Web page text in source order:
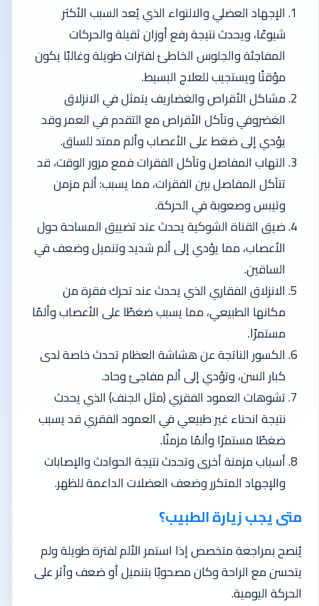
الإجهاد العضلي والالتواء الذي يُعد السبب الأكثر
شيوعًا، ويحدث نتيجة رفع أوزان ثقيلة والحركات
المفاجئة والجلوس الخاطئ لفترات طويلة وغالبًا يكون
مؤقتًا ويستجيب للعلاج البسيط.
مشاكل الأقراص والغضاريف يتمثل في الانزلاق
الغضروفي وتآكل الأقراص مع التقدم في العمر وقد
يؤدي إلى ضغط على الأعصاب وألم ممتد للساق.
التهاب المفاصل وتآكل الفقرات فمع مرور الوقت، قد
تتآكل المفاصل بين الفقرات، مما يسبب: ألم مزمن
وتيبس وصعوبة في الحركة.
ضيق القناة الشوكية يحدث عند تضييق المساحة حول
الأعصاب، مما يؤدي إلى ألم شديد وتنميل وضعف في
الساقين.
الانزلاق الفقاري الذي يحدث عند تحرك فقرة من
مكانها الطبيعي، مما يسبب ضغطًا على الأعصاب وألمًا
مستمرًا.
الكسور الناتجة عن هشاشة العظام تحدث خاصة لدى
كبار السن، وتؤدي إلى ألم مفاجئ وحاد.
تشوهات العمود الفقري (مثل الجنف) الذي يحدث
نتيجة انحناء غير طبيعي في العمود الفقري قد يسبب
ضغطًا مستمرًا وألمًا مزمنًا.
أسباب مزمنة أخرى وتحدث نتيجة الحوادث والإصابات
والإجهاد المتكرر وضعف العضلات الداعمة للظهر.
متى يجب زيارة الطبيب؟
يُنصح بمراجعة متخصص إذا استمر الألم لفترة طويلة ولم
يتحسن مع الراحة وكان مصحوبًا بتنميل أو ضعف وأثر على
الحركة اليومية.